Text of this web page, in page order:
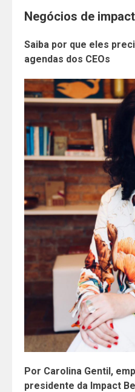
Negócios de
Saiba por que eles
agendas dos CEOs
Por Carolina Gentil,
presidente da Impact